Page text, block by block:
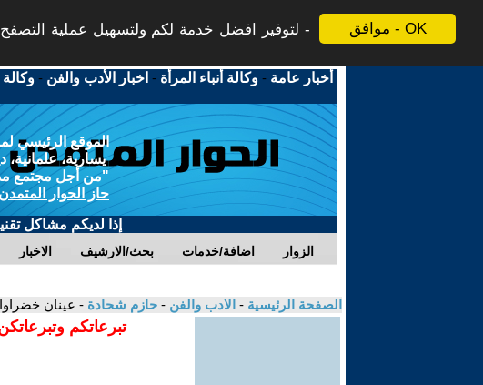
موافق - OK
لتوفير افضل خدمة لكم ولتسهيل عملية
أخبار عامة -وكالة أنباء المرأة - اخبار الأدب والفن -وكالة
الموقع الرئيسي
يسارية، علمانية،
"من أجل مجتمع
حاز الحوار
إذا لديكم مشاكل
الاخبار بحث/الارشيف اضافة/خدمات الزوار
الصفحة الرئيسية - الادب والفن - حازم شحادة - عينان
تبرعاتكم